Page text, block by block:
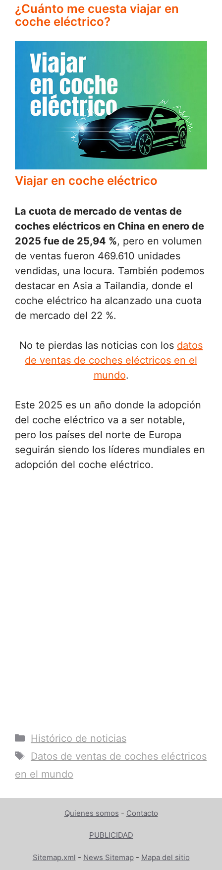
¿Cuánto me cuesta viajar en
coche eléctrico?
Viajar en coche eléctrico
La cuota de mercado de ventas de
coches eléctricos en China en enero de
2025 fue de 25,94 %, pero en volumen
de ventas fueron 469.610 unidades
vendidas, una locura. También podemos
destacar en Asia a Tailandia, donde el
coche eléctrico ha alcanzado una cuota
de mercado del 22 %.
No te pierdas las noticias con los datos
de ventas de coches eléctricos en el
mundo.
Este 2025 es un año donde la adopción
del coche eléctrico va a ser notable,
pero los países del norte de Europa
seguirán siendo los líderes mundiales en
adopción del coche eléctrico.
Categorías
Histórico de noticias
Etiquetas
Datos de ventas de coches eléctricos
en el mundo
Quienes somos - Contacto
PUBLICIDAD
Sitemap.xml - News Sitemap- Mapa del sitio